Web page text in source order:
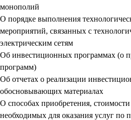
монополий
О порядке выполнения
мероприятий, связанных с
электрическим сетям
Об инвестиционных программах (о
программ)
Об отчетах о реализации
обосновывающих материалах
О способах приобретения,
необходимых для оказания услуг по